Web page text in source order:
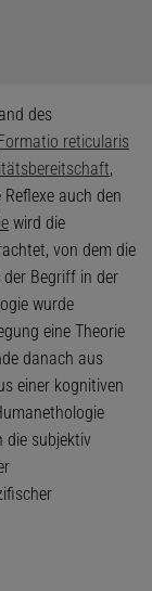
des
reticularis
,
auch den
wird die
von dem die
Begriff in der
wurde
eine Theorie
danach aus
einer kognitiven
die subjektiv